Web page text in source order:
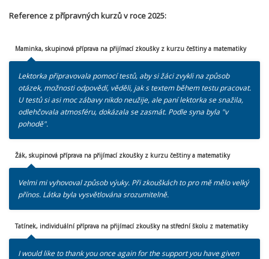
Reference z přípravných kurzů v roce 2025:
Maminka, skupinová příprava na přijímací zkoušky z kurzu češtiny a matematiky
Lektorka připravovala pomocí testů, aby si žáci zvykli na způsob
otázek, možnosti odpovědí, věděli, jak s textem během testu pracovat.
U testů si asi moc zábavy nikdo neužije, ale paní lektorka se snažila,
odlehčovala atmosféru, dokázala se zasmát. Podle syna byla "v
pohodě".
Žák, skupinová příprava na přijímací zkoušky z kurzu češtiny a matematiky
Velmi mi vyhovoval způsob výuky. Při zkouškách to pro mě mělo velký
přínos. Látka byla vysvětlována srozumitelně.
Tatínek, individuální příprava na přijímací zkoušky na střední školu z matematiky
I would like to thank you once again for the support you have given